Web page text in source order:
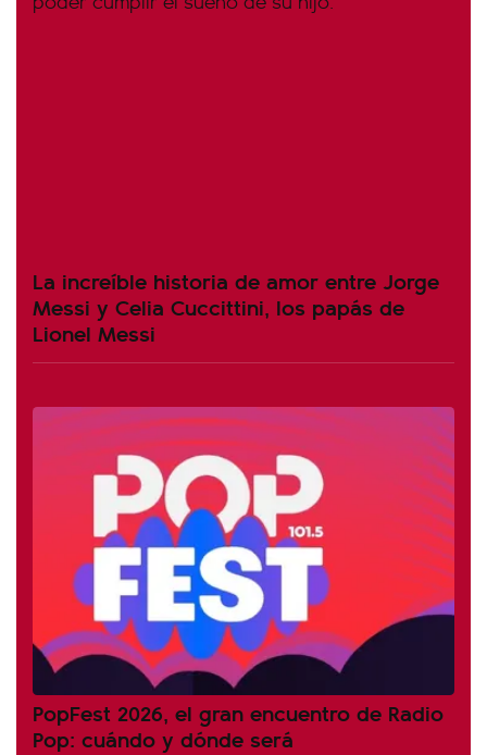
La increíble historia de amor entre Jorge
Messi y Celia Cuccittini, los papás de
Lionel Messi
PopFest 2026, el gran encuentro de Radio
Pop: cuándo y dónde será